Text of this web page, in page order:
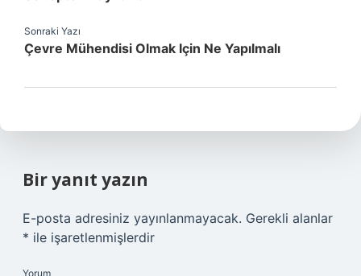
Sonraki Yazı
Çevre Mühendisi Olmak Için Ne Yapılmalı
Bir yanıt yazın
E-posta adresiniz yayınlanmayacak. Gerekli alanlar
* ile işaretlenmişlerdir
Yorum